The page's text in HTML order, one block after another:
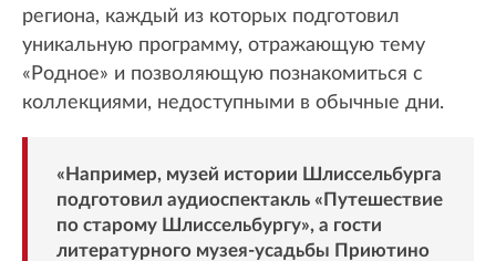
региона, каждый из которых подготовил
уникальную программу, отражающую тему
«Родное» и позволяющую познакомиться с
коллекциями, недоступными в обычные дни.
«Например, музей истории Шлиссельбурга
подготовил аудиоспектакль «Путешествие
по старому Шлиссельбургу», а гости
литературного музея-усадьбы Приютино